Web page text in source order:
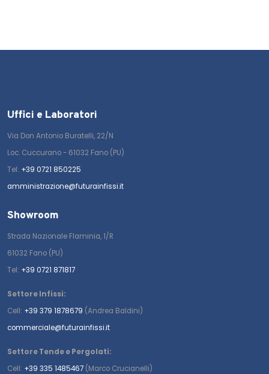
Uffici e Laboratori
Via Don Antonio Buratelli, 22/N
Loc. Cuccurano - 61032 Fano (PU)
Tel: +39 0721 850225
amministrazione@futurainfissi.it
Showroom
Strada Nazionale Flaminia, 1/R
61032 Fano (PU)
Tel: +39 0721 871817
Settore Infissi:
Cell: +39 379 1878679 (Andrea Baldini)
commerciale@futurainfissi.it
Settore Tende e Pergolati:
Cell: +39 335 1485467 (Marco Crucianelli)